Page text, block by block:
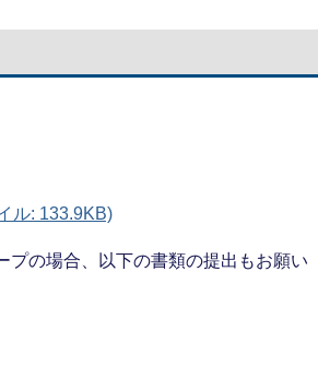
ル: 133.9KB)
プの場合、以下の書類の提出もお願い